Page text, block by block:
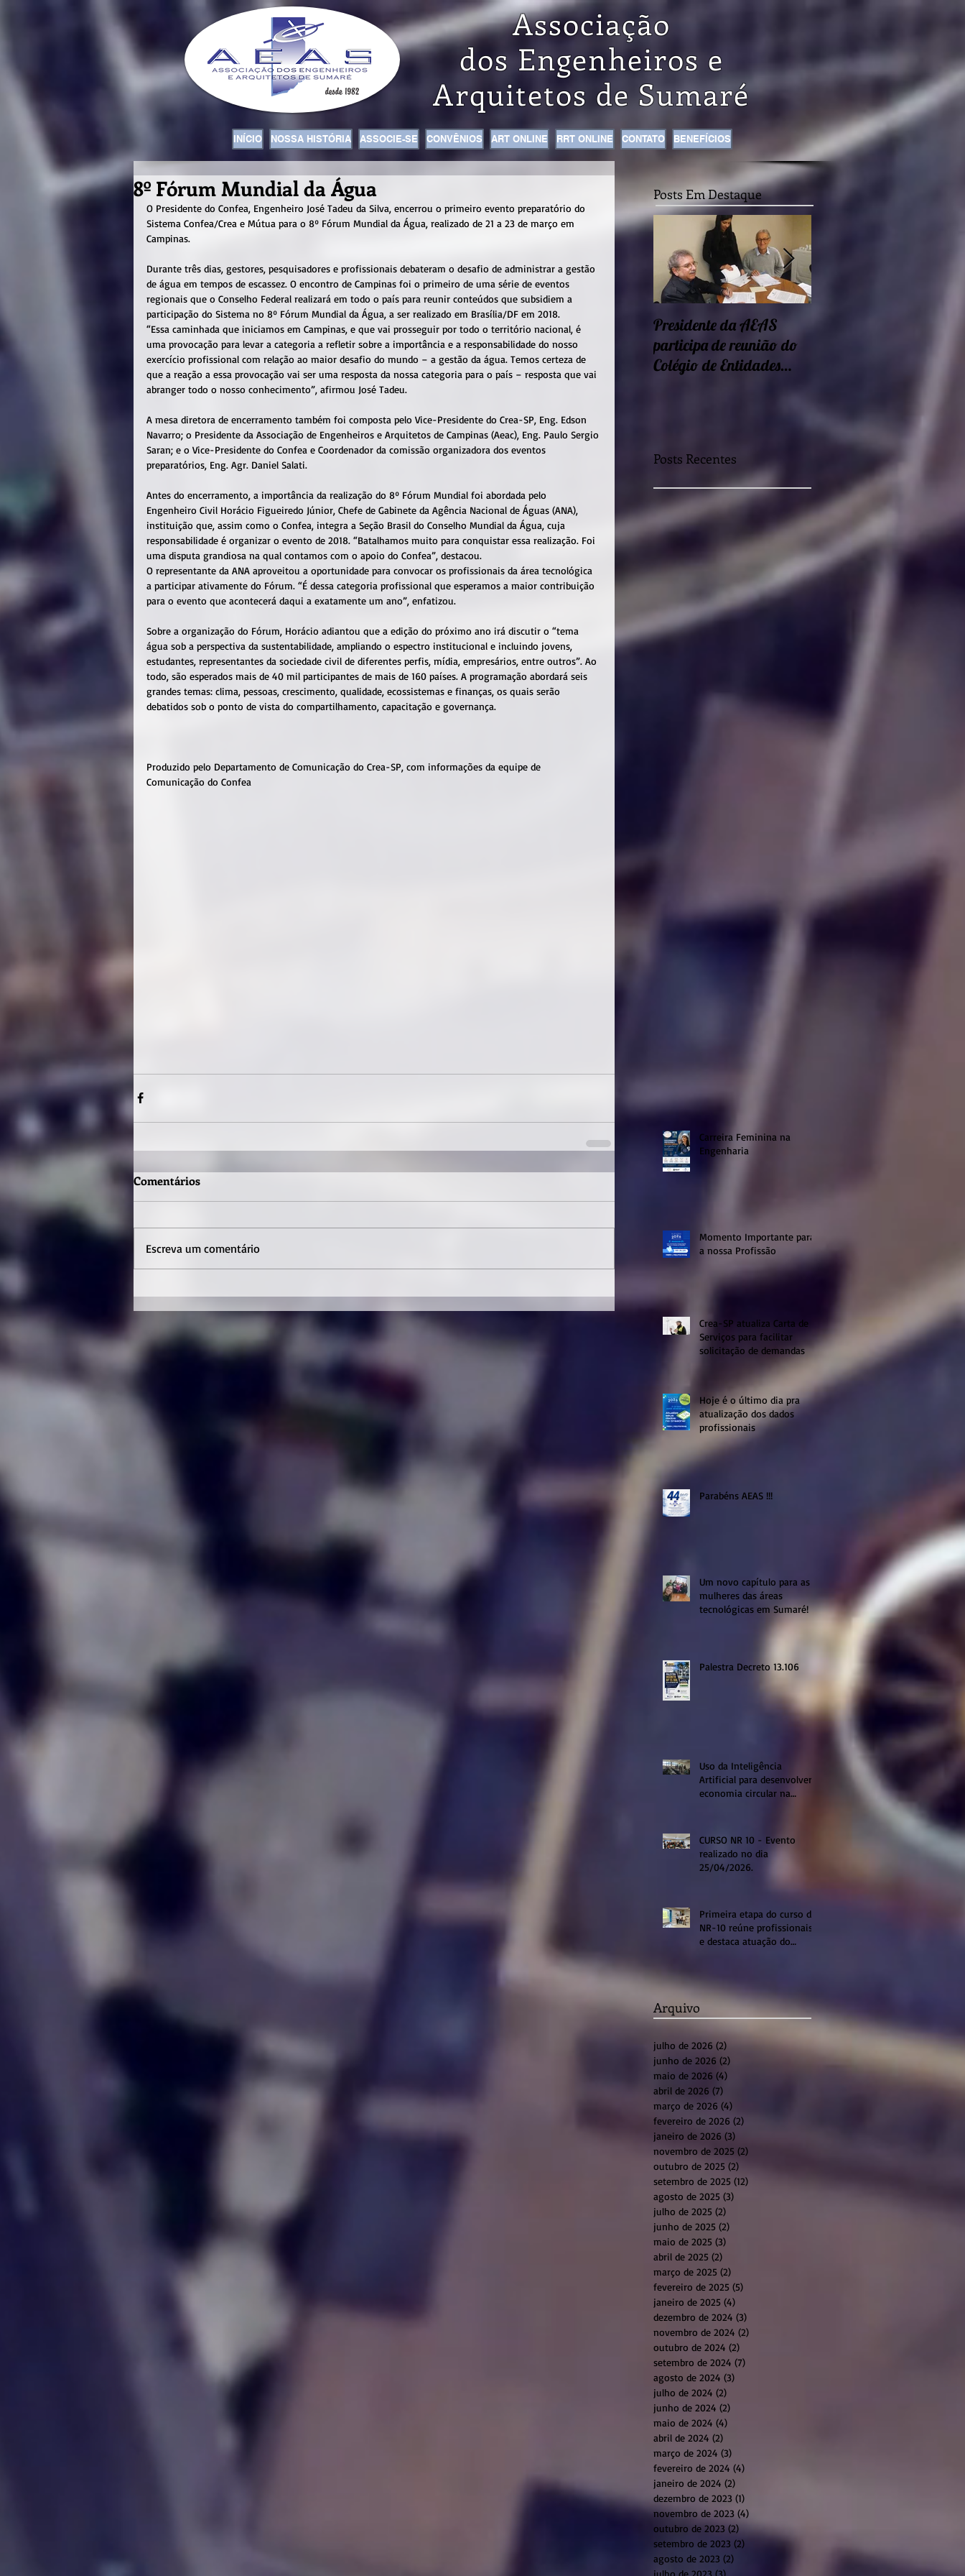
Associação
dos Engenheiros e
Arquitetos de Sumaré
INÍCIO NOSSA HISTÓRIA ASSOCIE-SE CONVÊNIOS ART ONLINE RRT ONLINE CONTATO BENEFÍCIOS
8º Fórum Mundial da Água
O Presidente do Confea, Engenheiro José Tadeu da Silva, encerrou o primeiro evento preparatório do
Sistema Confea/Crea e Mútua para o 8º Fórum Mundial da Água, realizado de 21 a 23 de março em
Campinas.
Durante três dias, gestores, pesquisadores e profissionais debateram o desafio de administrar a gestão
de água em tempos de escassez. O encontro de Campinas foi o primeiro de uma série de eventos
regionais que o Conselho Federal realizará em todo o país para reunir conteúdos que subsidiem a
participação do Sistema no 8º Fórum Mundial da Água, a ser realizado em Brasília/DF em 2018.
“Essa caminhada que iniciamos em Campinas, e que vai prosseguir por todo o território nacional, é
uma provocação para levar a categoria a refletir sobre a importância e a responsabilidade do nosso
exercício profissional com relação ao maior desafio do mundo – a gestão da água. Temos certeza de
que a reação a essa provocação vai ser uma resposta da nossa categoria para o país – resposta que vai
abranger todo o nosso conhecimento”, afirmou José Tadeu.
A mesa diretora de encerramento também foi composta pelo Vice-Presidente do Crea-SP, Eng. Edson
Navarro; o Presidente da Associação de Engenheiros e Arquitetos de Campinas (Aeac), Eng. Paulo Sergio
Saran; e o Vice-Presidente do Confea e Coordenador da comissão organizadora dos eventos
preparatórios, Eng. Agr. Daniel Salati.
Antes do encerramento, a importância da realização do 8º Fórum Mundial foi abordada pelo
Engenheiro Civil Horácio Figueiredo Júnior, Chefe de Gabinete da Agência Nacional de Águas (ANA),
instituição que, assim como o Confea, integra a Seção Brasil do Conselho Mundial da Água, cuja
responsabilidade é organizar o evento de 2018. “Batalhamos muito para conquistar essa realização. Foi
uma disputa grandiosa na qual contamos com o apoio do Confea”, destacou.
O representante da ANA aproveitou a oportunidade para convocar os profissionais da área tecnológica
a participar ativamente do Fórum. “É dessa categoria profissional que esperamos a maior contribuição
para o evento que acontecerá daqui a exatamente um ano”, enfatizou.
Sobre a organização do Fórum, Horácio adiantou que a edição do próximo ano irá discutir o “tema
água sob a perspectiva da sustentabilidade, ampliando o espectro institucional e incluindo jovens,
estudantes, representantes da sociedade civil de diferentes perfis, mídia, empresários, entre outros”. Ao
todo, são esperados mais de 40 mil participantes de mais de 160 países. A programação abordará seis
grandes temas: clima, pessoas, crescimento, qualidade, ecossistemas e finanças, os quais serão
debatidos sob o ponto de vista do compartilhamento, capacitação e governança.
Produzido pelo Departamento de Comunicação do Crea-SP, com informações da equipe de
Comunicação do Confea
Comentários
Escreva um comentário
Posts Em Destaque
Presidente da AEAS
participa de reunião do
Colégio de Entidades
Posts Recentes
Carreira Feminina na
Engenharia
Momento Importante para
a nossa Profissão
Crea-SP atualiza Carta de
Serviços para facilitar
solicitação de demandas
Hoje é o último dia pra
atualização dos dados
profissionais
Parabéns AEAS !!!
Um novo capítulo para as
mulheres das áreas
tecnológicas em Sumaré!
Palestra Decreto 13.106
Uso da Inteligência
Artificial para desenvolver a
economia circular na
CURSO NR 10 - Evento
realizado no dia
25/04/2026.
Primeira etapa do curso de
NR-10 reúne profissionais
e destaca atuação do
Arquivo
julho de 2026 (2)
junho de 2026 (2)
maio de 2026 (4)
abril de 2026 (7)
março de 2026 (4)
fevereiro de 2026 (2)
janeiro de 2026 (3)
novembro de 2025 (2)
outubro de 2025 (2)
setembro de 2025 (12)
agosto de 2025 (3)
julho de 2025 (2)
junho de 2025 (2)
maio de 2025 (3)
abril de 2025 (2)
março de 2025 (2)
fevereiro de 2025 (5)
janeiro de 2025 (4)
dezembro de 2024 (3)
novembro de 2024 (2)
outubro de 2024 (2)
setembro de 2024 (7)
agosto de 2024 (3)
julho de 2024 (2)
junho de 2024 (2)
maio de 2024 (4)
abril de 2024 (2)
março de 2024 (3)
fevereiro de 2024 (4)
janeiro de 2024 (2)
dezembro de 2023 (1)
novembro de 2023 (4)
outubro de 2023 (2) 2 posts
setembro de 2023 (2)
agosto de 2023 (2)
julho de 2023 (3)